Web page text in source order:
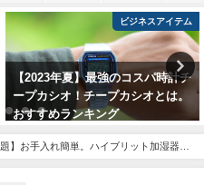
スマホ周辺機器
【まとめ】iPhone12 iPhone11
購入したら、最初に買うべきおす
すめ便利グッズ３選
題】お手入れ簡単。ハイブリット加湿器